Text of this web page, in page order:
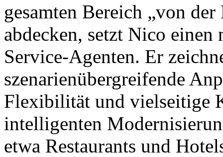
gesamten Bereich „von
abdecken, setzt Nico
Service-Agenten. Er
szenarienübergreifende
Flexibilität und vielseitige
intelligenten
etwa Restaurants und